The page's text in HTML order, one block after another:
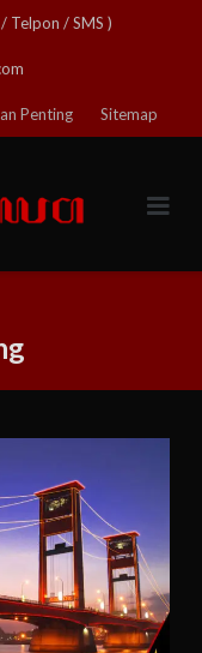
Telpon / SMS )
Penting Sitemap